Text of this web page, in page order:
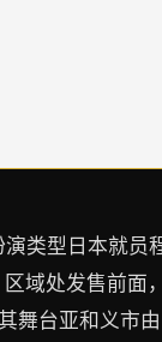
类型日本就员
域处发售前面
舞台亚和义市